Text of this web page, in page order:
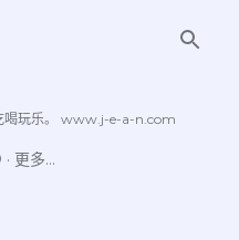
喝玩乐。 www.j-e-a-n.com
更多…